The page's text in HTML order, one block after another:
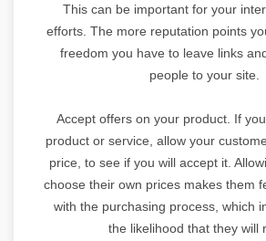
This can be important for your
efforts. The more reputation points
freedom you have to leave links
people to your site.
Accept offers on your product. If
product or service, allow your
price, to see if you will accept it.
choose their own prices makes them
with the purchasing process, which
the likelihood that they will